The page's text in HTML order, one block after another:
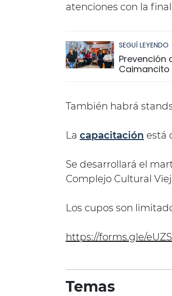
atenciones con la
SEGUÍ LEYENDO
Prevención
Caimancito
También habrá
La capacitación está
Se desarrollará el
Complejo Cultural
Los cupos son
https://forms.gle/
Temas